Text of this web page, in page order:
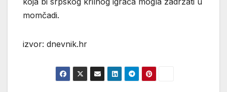
momčadi.
izvor: dnevnik.hr